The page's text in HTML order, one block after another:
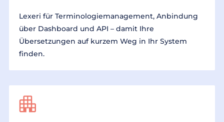
Lexeri für Terminologiemanagement, Anbindung
über Dashboard und API – damit Ihre
Übersetzungen auf kurzem Weg in Ihr System
finden.